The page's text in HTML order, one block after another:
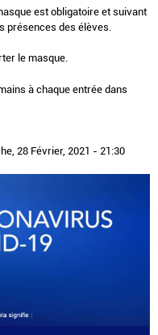
est obligatoire et suivant
présences des élèves.
le masque.
à chaque entrée dans
28 Février, 2021 - 21:30